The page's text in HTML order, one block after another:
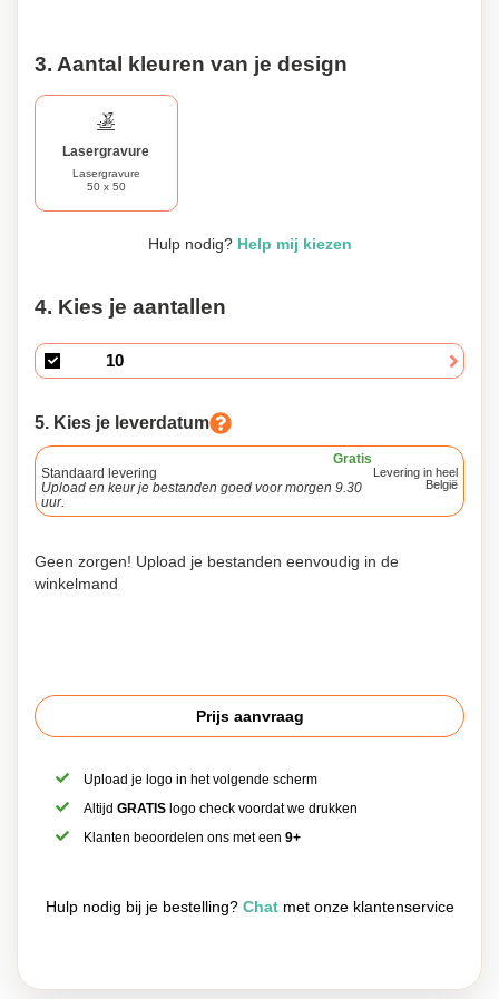
3. Aantal kleuren van je design
Lasergravure
Lasergravure
50 x 50
Hulp nodig? Help mij kiezen
4. Kies je aantallen
5. Kies je leverdatum
Gratis
Standaard levering
Upload en keur je bestanden goed voor morgen 9.30
uur.
Levering in heel
België
Geen zorgen! Upload je bestanden eenvoudig in de
winkelmand
Prijs aanvraag
Upload je logo in het volgende scherm
AltijdGRATIS logo check voordat we drukken
Klanten beoordelen ons met een9+
Hulp nodig bij je bestelling? Chatmet onze klantenservice